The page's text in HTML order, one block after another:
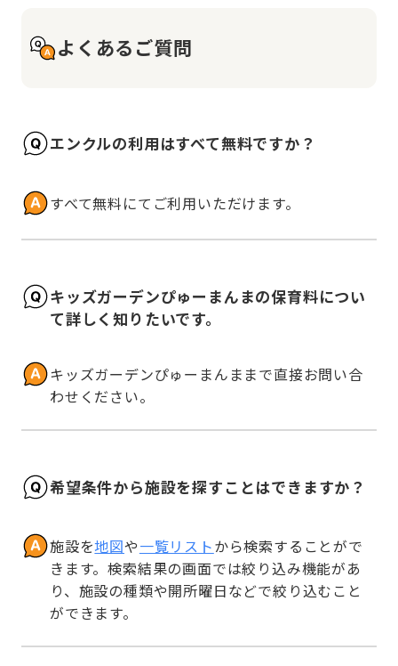
よくあるご質問
エンクルの利用はすべて無料ですか？
すべて無料にてご利用いただけます。
キッズガーデンぴゅーまんまの保育料につい
て詳しく知りたいです。
キッズガーデンぴゅーまんままで直接お問い合
わせください。
希望条件から施設を探すことはできますか？
施設を地図や一覧リストから検索することがで
きます。検索結果の画面では絞り込み機能があ
り、施設の種類や開所曜日などで絞り込むこと
ができます。